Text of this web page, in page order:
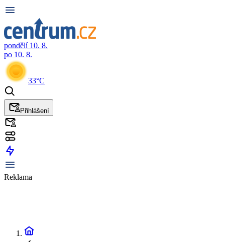
pondělí 10. 8.
po 10. 8.
33°C
Přihlášení
Reklama